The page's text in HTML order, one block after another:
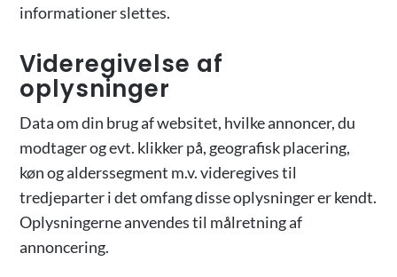
informationer slettes.
Videregivelse af
oplysninger
Data om din brug af websitet, hvilke annoncer, du
modtager og evt. klikker på, geografisk placering,
køn og alderssegment m.v. videregives til
tredjeparter i det omfang disse oplysninger er kendt.
Oplysningerne anvendes til målretning af
annoncering.